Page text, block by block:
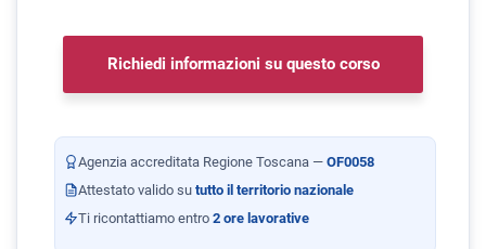
Richiedi informazioni su questo corso
Agenzia accreditata Regione Toscana — OF0058
Attestato valido su tutto il territorio nazionale
Ti ricontattiamo entro 2 ore lavorative